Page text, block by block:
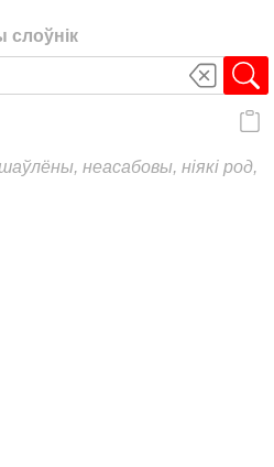
слоўнік
неасабовы, ніякі род,